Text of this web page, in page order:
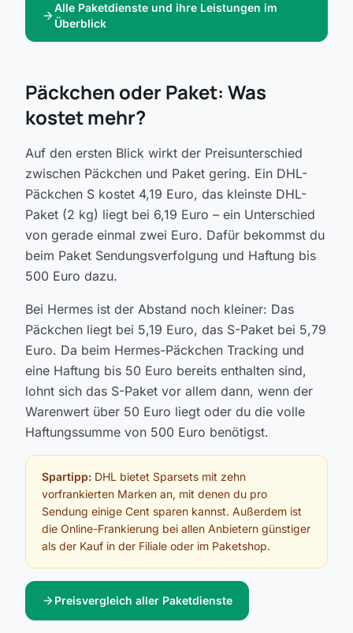
arrow_forward
Alle Paketdienste und ihre Leistungen im
Überblick
Päckchen oder Paket: Was
kostet mehr?
Auf den ersten Blick wirkt der Preisunterschied
zwischen Päckchen und Paket gering. Ein DHL-
Päckchen S kostet 4,19 Euro, das kleinste DHL-
Paket (2 kg) liegt bei 6,19 Euro – ein Unterschied
von gerade einmal zwei Euro. Dafür bekommst du
beim Paket Sendungsverfolgung und Haftung bis
500 Euro dazu.
Bei Hermes ist der Abstand noch kleiner: Das
Päckchen liegt bei 5,19 Euro, das S-Paket bei 5,79
Euro. Da beim Hermes-Päckchen Tracking und
eine Haftung bis 50 Euro bereits enthalten sind,
lohnt sich das S-Paket vor allem dann, wenn der
Warenwert über 50 Euro liegt oder du die volle
Haftungssumme von 500 Euro benötigst.
Spartipp: DHL bietet Sparsets mit zehn
vorfrankierten Marken an, mit denen du pro
Sendung einige Cent sparen kannst. Außerdem ist
die Online-Frankierung bei allen Anbietern günstiger
als der Kauf in der Filiale oder im Paketshop.
arrow_forward Preisvergleich aller Paketdienste